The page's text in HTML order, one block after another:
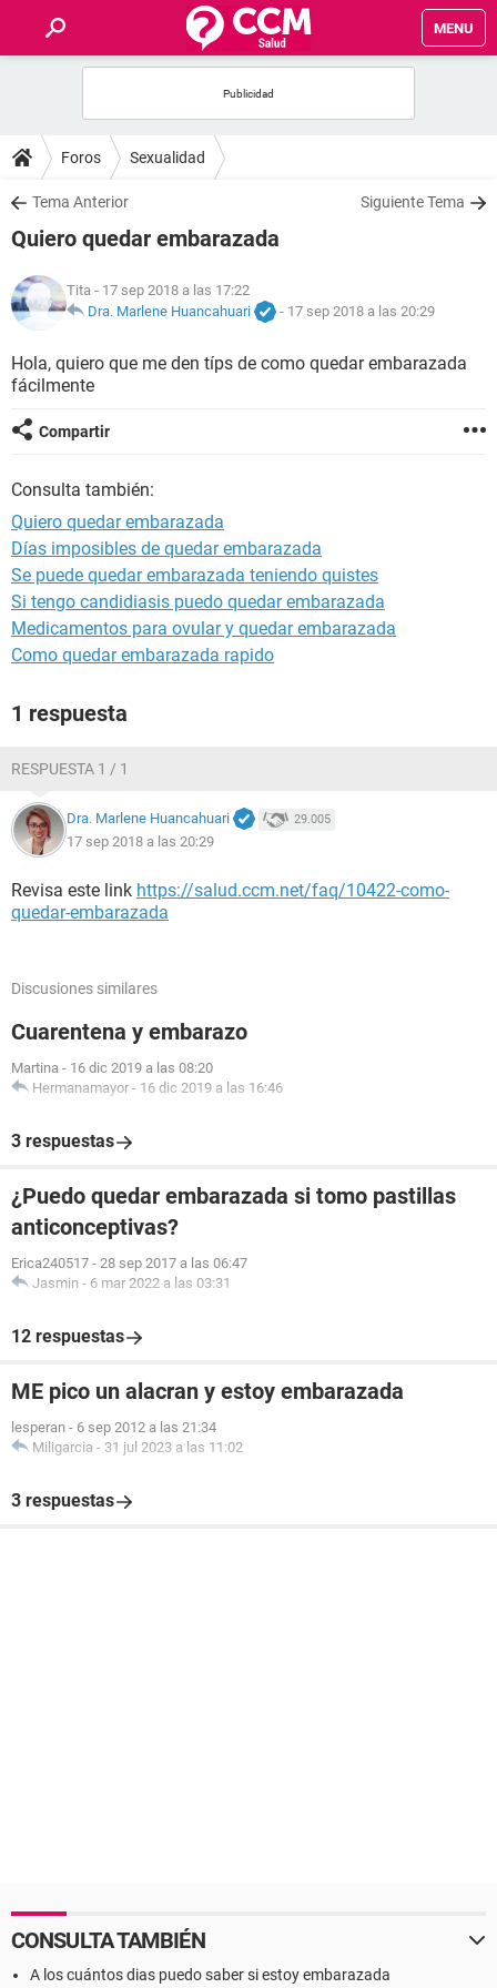
MENU
FOROS
SALUD
FAMILIA
NUTRICIÓN
BIENESTAR
SEXUALIDAD
GLOSARIO
Foros Sexualidad
Tema Anterior Siguiente Tema
Quiero quedar embarazada
Tita - 17 sep 2018 a las 17:22
Dra. Marlene Huancahuari
- 17 sep 2018 a las 20:29
Hola, quiero que me den típs de como quedar embarazada
fácilmente
Compartir
Consulta también:
Quiero quedar embarazada
Días imposibles de quedar embarazada
Se puede quedar embarazada teniendo quistes
Si tengo candidiasis puedo quedar embarazada
Medicamentos para ovular y quedar embarazada
Como quedar embarazada rapido
1 respuesta
RESPUESTA 1 / 1
Dra. Marlene Huancahuari 29.005
17 sep 2018 a las 20:29
Revisa este link https://salud.ccm.net/faq/10422-como-
quedar-embarazada
Discusiones similares
Cuarentena y embarazo
Martina - 16 dic 2019 a las 08:20
Hermanamayor - 16 dic 2019 a las 16:46
3 respuestas
¿Puedo quedar embarazada si tomo pastillas
anticonceptivas?
Erica240517 - 28 sep 2017 a las 06:47
Jasmin - 6 mar 2022 a las 03:31
12 respuestas
ME pico un alacran y estoy embarazada
lesperan - 6 sep 2012 a las 21:34
Miligarcia - 31 jul 2023 a las 11:02
3 respuestas
CONSULTA TAMBIÉN
A los cuántos dias puedo saber si estoy embarazada